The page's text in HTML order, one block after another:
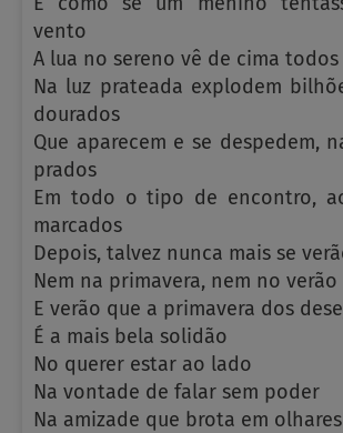
vento
A lua no sereno vê de cima
Na luz prateada explodem
dourados
Que aparecem e se despedem,
prados
Em todo o tipo de encontro,
marcados
Depois, talvez nunca mais se
Nem na primavera, nem no verão
E verão que a primavera dos
É a mais bela solidão
No querer estar ao lado
Na vontade de falar sem poder
Na amizade que brota em olhares